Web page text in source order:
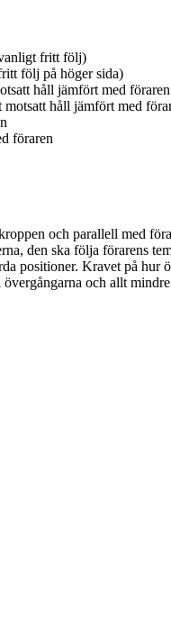
fritt följ)
följ på höger sida)
håll jämfört med föraren
håll jämfört med
föraren
och parallell med
den ska följa förarens
positioner. Kravet på
och allt